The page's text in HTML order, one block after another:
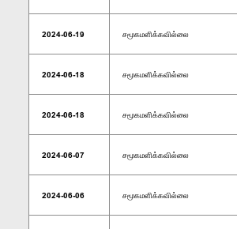
2024-06-19 சமூகமளிக்கவில்லை
2024-06-18 சமூகமளிக்கவில்லை
2024-06-18 சமூகமளிக்கவில்லை
2024-06-07 சமூகமளிக்கவில்லை
2024-06-06 சமூகமளிக்கவில்லை